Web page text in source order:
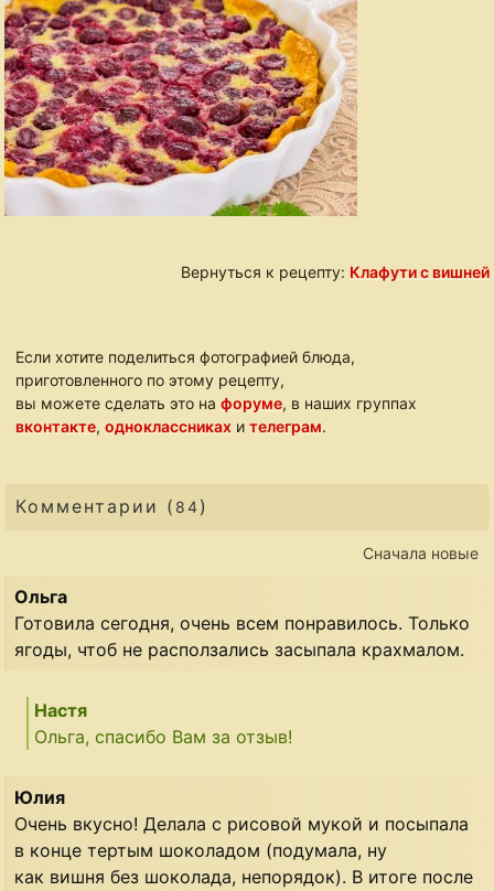
Вернуться к рецепту: Клафути с вишней
Если хотите поделиться фотографией блюда,
приготовленного по этому рецепту,
вы можете сделать это нафоруме, в наших группах
вконтакте,одноклассниках ителеграм.
Комментарии ( 84)
Сначала новые
Ольга
Готовила сегодня, очень всем понравилось. Только
ягоды, чтоб не расползались засыпала крахмалом.
Настя
Ольга, спасибо Вам за отзыв!
Юлия
Очень вкусно! Делала с рисовой мукой и посыпала
в конце тертым шоколадом (подумала, ну
как вишня без шоколада, непорядок). В итоге после